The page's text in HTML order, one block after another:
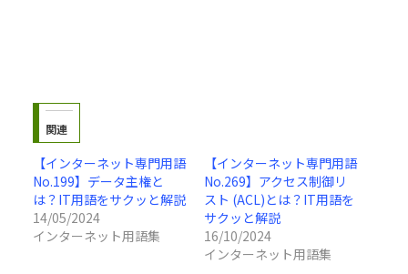
関連
【インターネット専門用語
No.199】データ主権と
は？IT用語をサクッと解説
14/05/2024
インターネット用語集
【インターネット専門用語
No.269】アクセス制御リ
スト (ACL)とは？IT用語を
サクッと解説
16/10/2024
インターネット用語集